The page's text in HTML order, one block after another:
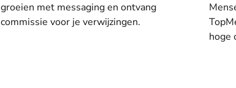
groeien met messaging en ontvang
commissie voor je verwijzingen.
hoge